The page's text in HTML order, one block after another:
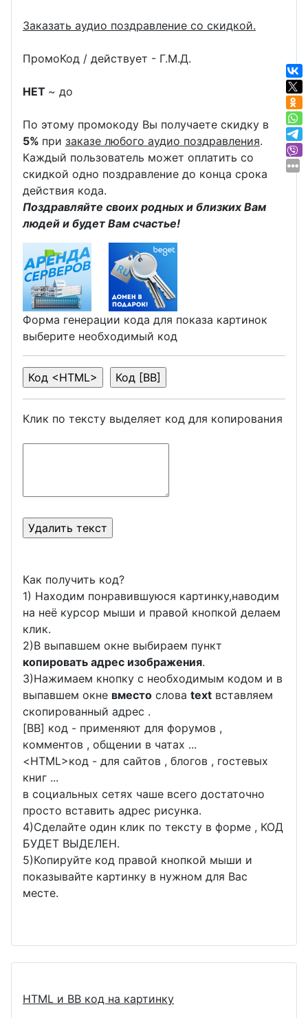
Заказать аудио поздравление со скидкой.
ПромоКод / действует - Г.М.Д.
НЕТ ~ до
По этому промокоду Вы получаете скидку в
5% при заказе любого аудио поздравления.
Каждый пользователь может оплатить со
скидкой одно поздравление до конца срока
действия кода.
Поздравляйте своих родных и близких Вам
людей и будет Вам счастье!
Форма генерации кода для показа картинок
выберите необходимый код
Клик по тексту выделяет код для копирования
Как получить код?
1) Находим понравившуюся картинку,наводим
на неё курсор мыши и правой кнопкой делаем
клик.
2)В выпавшем окне выбираем пункт
копировать адрес изображения.
3)Нажимаем кнопку с необходимым кодом и в
выпавшем окне вместо слова text вставляем
скопированный адрес .
[BB] код - применяют для форумов ,
комментов , общении в чатах ...
<HTML>код - для сайтов , блогов , гостевых
книг ...
в социальных сетях чаше всего достаточно
просто вставить адрес рисунка.
4)Сделайте один клик по тексту в форме , КОД
БУДЕТ ВЫДЕЛЕН.
5)Копируйте код правой кнопкой мыши и
показывайте картинку в нужном для Вас
месте.
HTML и BB код на картинку